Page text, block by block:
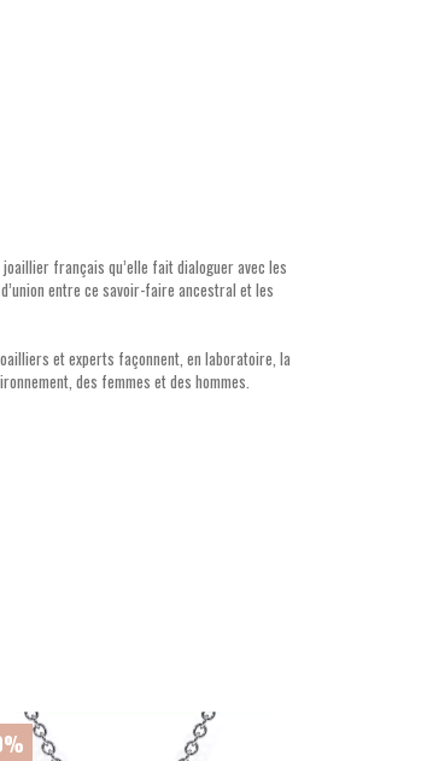
français qu’elle fait dialoguer avec les
entre ce savoir-faire ancestral et les
et experts façonnent, en laboratoire, la
des femmes et des hommes.